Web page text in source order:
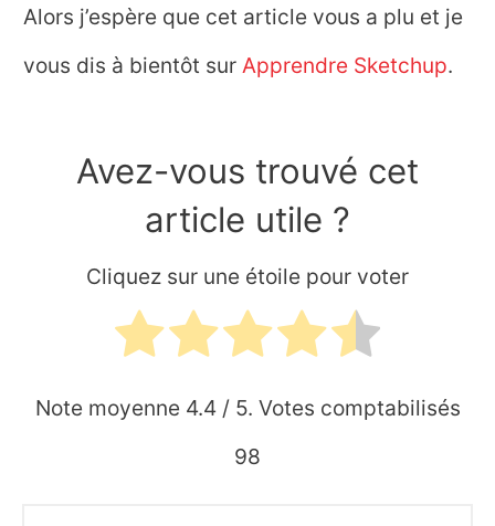
Alors j’espère que cet article vous a plu et je
vous dis à bientôt sur Apprendre Sketchup.
Avez-vous trouvé cet
article utile ?
Cliquez sur une étoile pour voter
Note moyenne 4.4/ 5. Votes comptabilisés
98